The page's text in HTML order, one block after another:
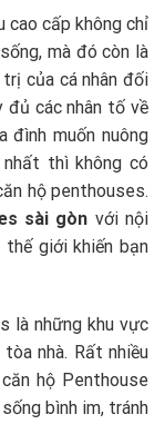
cao cấp không chỉ
mà đó còn là
của cá nhân đối
đủ các nhân tố về
đình muốn nuông
thì không có
hộ penthouses.
sài gòn với nội
giới khiến bạn
là những khu vực
nhà. Rất nhiều
hộ Penthouse
bình im, tránh